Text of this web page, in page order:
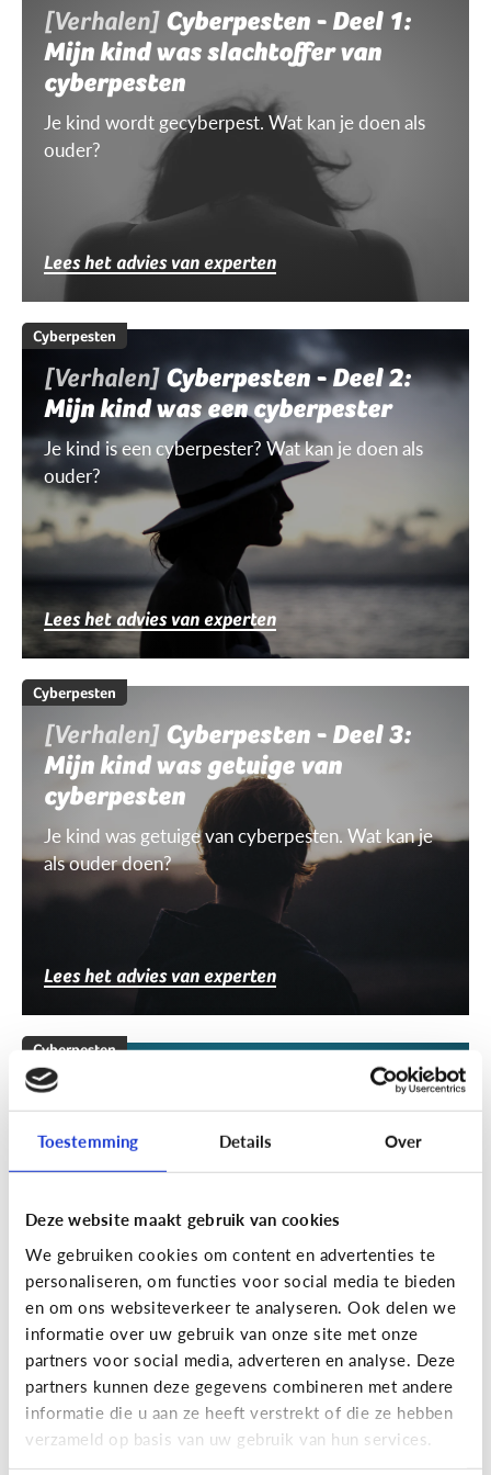
Toestemming Details Over
Deze website maakt gebruik van cookies
We gebruiken cookies om content en advertenties te
personaliseren, om functies voor social media te bieden
en om ons websiteverkeer te analyseren. Ook delen we
informatie over uw gebruik van onze site met onze
partners voor social media, adverteren en analyse. Deze
partners kunnen deze gegevens combineren met andere
informatie die u aan ze heeft verstrekt of die ze hebben
verzameld op basis van uw gebruik van hun services.
[Verhalen] Cyberpesten - Deel 1:
Mijn kind was slachtoffer van
cyberpesten
Je kind wordt gecyberpest. Wat kan je doen als
ouder?
Lees het advies van experten
Cyberpesten
[Verhalen] Cyberpesten - Deel 2:
Mijn kind was een cyberpester
Je kind is een cyberpester? Wat kan je doen als
ouder?
Lees het advies van experten
Cyberpesten
[Verhalen] Cyberpesten - Deel 3:
Mijn kind was getuige van
cyberpesten
Je kind was getuige van cyberpesten. Wat kan je
als ouder doen?
Lees het advies van experten
Cyberpesten
[Klik & Print]
cyberpesten
Cyberpesten
Welke tieners lopen een groter